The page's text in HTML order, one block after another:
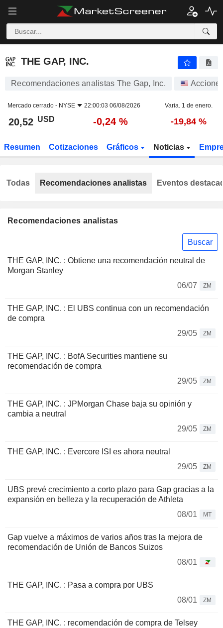
THE GAP, INC.
THE GAP, INC.
Recomendaciones analistas The Gap, Inc.
Mercado cerrado - NYSE 22:00:03 06/08/2026 Varia. 1 de enero.
20,52 USD -0,24 % -19,84 %
Resumen Cotizaciones Gráficos Noticias
Recomendaciones analistas
Buscar
THE GAP, INC. : Obtiene una recomendación neutral de
Morgan Stanley
06/07
ZM
THE GAP, INC. : El UBS continua con un recomendación
de compra
29/05
ZM
THE GAP, INC. : BofA Securities mantiene su
recomendación de compra
29/05
ZM
THE GAP, INC. : JPMorgan Chase baja su opinión y
cambia a neutral
29/05
ZM
THE GAP, INC. : Evercore ISI es ahora neutral
29/05
ZM
UBS prevé crecimiento a corto plazo para Gap gracias a la
expansión en belleza y la recuperación de Athleta
08/01
MT
Gap vuelve a máximos de varios años tras la mejora de
recomendación de Unión de Bancos Suizos
08/01
THE GAP, INC. : Pasa a compra por UBS
08/01
ZM
THE GAP, INC. : recomendación de compra de Telsey
Todas Recomendaciones analistas Eventos